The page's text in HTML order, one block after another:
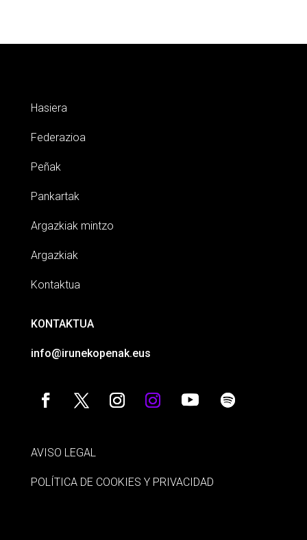
Hasiera
Federazioa
Peñak
Pankartak
Argazkiak mintzo
Argazkiak
Kontaktua
KONTAKTUA
info@irunekopenak.eus
AVISO LEGAL
POLÍTICA DE COOKIES Y PRIVACIDAD